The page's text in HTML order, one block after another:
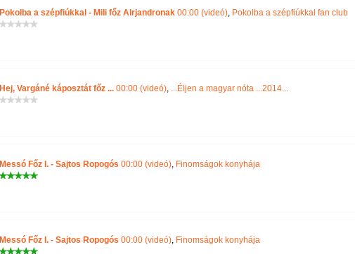
Pokolba a szépfiúkkal - Mili főz Alrjandronak 00:00 (videó), Pokolba a szépfiúkkal fan club
Hej, Vargáné káposztát főz ... 00:00 (videó), ...Éljen a magyar nóta ...2014...
Messó Főz I. - Sajtos Ropogós 00:00 (videó), Finomságok konyhája
Messó Főz I. - Sajtos Ropogós 00:00 (videó), Finomságok konyhája